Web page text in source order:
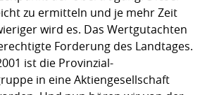
zu ermitteln und je mehr Zeit
wird es. Das Wertgutachten
Forderung des Landtages.
ist die Provinzial-
in eine Aktiengesellschaft